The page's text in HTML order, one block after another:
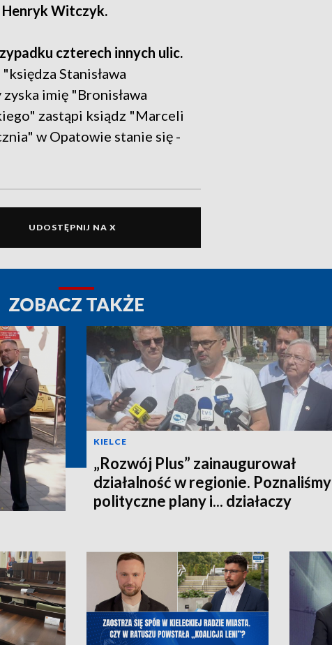
Henryk Witczyk.
czterech innych ulic.
Stanisława
imię "Bronisława
zastąpi ksiądz "Marceli
w Opatowie stanie się -
UDOSTĘPNIJ NA X
ZOBACZ TAKŻE
KIELCE
„Rozwój Plus” zainaugurował
działalność w regionie. Poznaliśmy
polityczne plany i... działaczy